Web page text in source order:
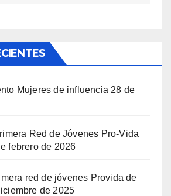
Mujeres de influencia 28 de
Red de Jóvenes Pro-Vida
febrero de 2026
red de jóvenes Provida de
de 2025